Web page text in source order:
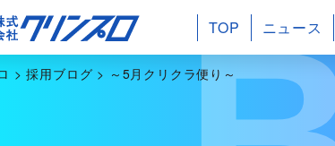
TOP ニュース
>採用ブログ> ～5月クリクラ便り～